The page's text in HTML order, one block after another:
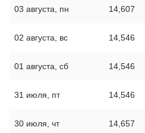
03 августа, пн 14,607
02 августа, вс 14,546
01 августа, сб 14,546
31 июля, пт 14,546
30 июля, чт 14,657